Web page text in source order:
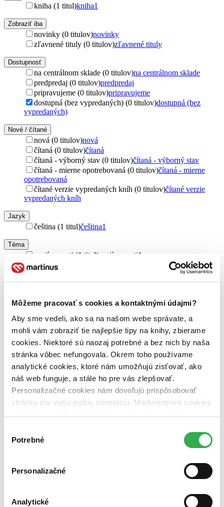
Môžeme pracovať s cookies a kontaktnými údajmi?
Aby sme vedeli, ako sa na našom webe správate, a
mohli vám zobraziť tie najlepšie tipy na knihy, zbierame
cookies. Niektoré sú naozaj potrebné a bez nich by naša
stránka vôbec nefungovala. Okrem toho používame
analytické cookies, ktoré nám umožňujú zisťovať, ako
náš web funguje, a stále ho pre vás zlepšovať.
Personalizačné cookies nám dovoľujú prispôsobovať
stránku pre vašu lepšiu orientáciu. Marketingové cookies
nám pomohlo, keby sme mohli používať všetky tieto
súhlasu
Potrebné
Personalizačné
Analytické
kniha (1 titul)kniha1
Zobraziť iba
novinky (0 titulov)novinky
zľavnené tituly (0 titulov)zľavnené tituly
Dostupnosť
na centrálnom sklade (0 titulov)na centrálnom sklade
predpredaj (0 titulov)predpredaj
pripravujeme (0 titulov)pripravujeme
dostupná (bez vypredaných) (0 titulov)dostupná (bez
vypredaných)
Nové / čítané
nová (0 titulov)nová
čítaná (0 titulov)čítaná
čítaná - výborný stav (0 titulov)čítaná - výborný stav
čítaná - mierne opotrebovaná (0 titulov)čítaná - mierne
opotrebovaná
čítané verzie vypredaných kníh (0 titulov)čítané verzie
vypredaných kníh
Jazyk
čeština (1 titul)čeština1
Téma
zaujímavosti (1 titul) zaujímavosti1
Vydavateľstvo
Carpe Momentum (1 titul)Carpe Momentum1
Väzba
Zúžiť výber
Zoradiť
Bestsellery
Top hodnotené
Novinky
Najvyššia zľava
Použité filtre